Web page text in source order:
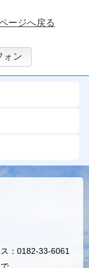
ージへ戻る
ォン
：0182-33-6061